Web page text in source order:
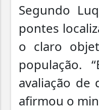
Segundo
pontes
o claro
população.
avaliação de
afirmou o